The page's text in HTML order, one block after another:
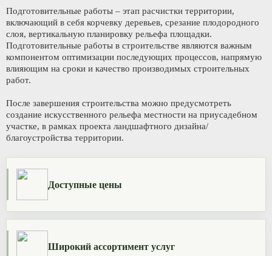
Подготовительные работы – этап расчистки территории,
включающий в себя корчевку деревьев, срезание плодородного
слоя, вертикальную планировку рельефа площадки.
Подготовительные работы в строительстве являются важным
компонентом оптимизации последующих процессов, напрямую
влияющим на сроки и качество производимых строительных
работ.
После завершения строительства можно предусмотреть
создание искусственного рельефа местности на приусадебном
участке, в рамках проекта ландшафтного дизайна/
благоустройства территории.
Доступные цены
Широкий ассортимент услуг